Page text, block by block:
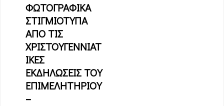
ΦΩΤΟΓΡΑΦΙΚΑ
ΣΤΙΓΜΙΟΤΥΠΑ
ΑΠΟ ΤΙΣ
ΧΡΙΣΤΟΥΓΕΝΝΙΑΤ
ΙΚΕΣ
ΕΚΔΗΛΩΣΕΙΣ ΤΟΥ
ΕΠΙΜΕΛΗΤΗΡΙΟΥ
–